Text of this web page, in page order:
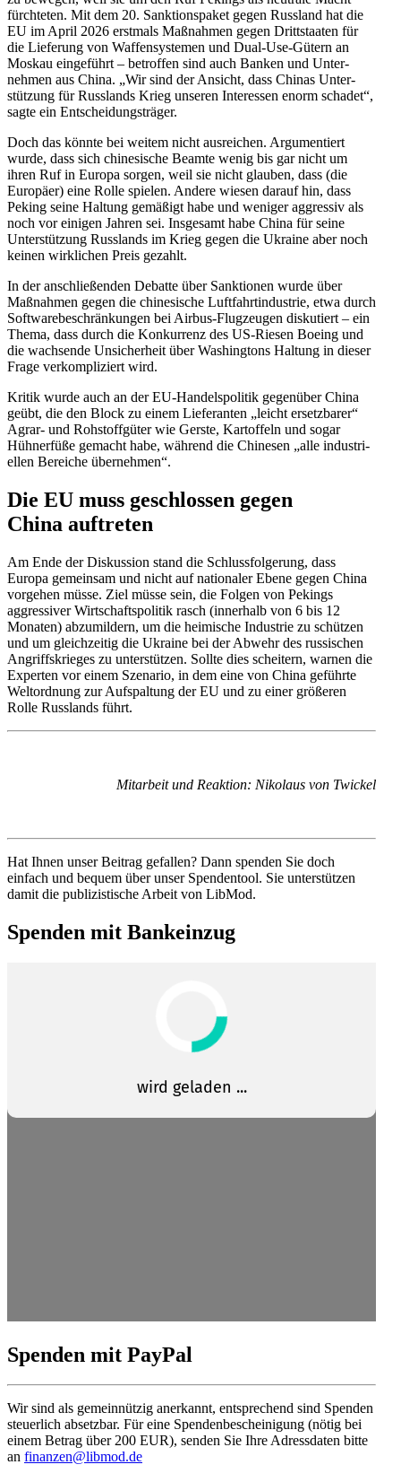
fürch­teten. Mit dem 20. Sankti­ons­paket gegen Russland hat die
EU im April 2026 erstmals Maßnahmen gegen Dritt­staaten für
die Lieferung von Waffen­sys­temen und Dual-Use-Gütern an
Moskau einge­führt – betroffen sind auch Banken und Unter­
nehmen aus China. „Wir sind der Ansicht, dass Chinas Unter­
stützung für Russlands Krieg unseren Inter­essen enorm schadet“,
sagte ein Entscheidungsträger.
Doch das könnte bei weitem nicht ausreichen. Argumen­tiert
wurde, dass sich chine­sische Beamte wenig bis gar nicht um
ihren Ruf in Europa sorgen, weil sie nicht glauben, dass (die
Europäer) eine Rolle spielen. Andere wiesen darauf hin, dass
Peking seine Haltung gemäßigt habe und weniger aggressiv als
noch vor einigen Jahren sei. Insgesamt habe China für seine
Unter­stützung Russlands im Krieg gegen die Ukraine aber noch
keinen wirklichen Preis gezahlt.
In der anschlie­ßenden Debatte über Sanktionen wurde über
Maßnahmen gegen die chine­sische Luftfahrt­in­dustrie, etwa durch
Software­be­schrän­kungen bei Airbus-Flugzeugen disku­tiert – ein
Thema, dass durch die Konkurrenz des US-Riesen Boeing und
die wachsende Unsicherheit über Washingtons Haltung in dieser
Frage verkom­pli­ziert wird.
Kritik wurde auch an der EU-Handels­po­litik gegenüber China
geübt, die den Block zu einem Liefe­ranten „leicht ersetz­barer“
Agrar- und Rohstoff­güter wie Gerste, Kartoffeln und sogar
Hühnerfüße gemacht habe, während die Chinesen „alle indus­tri­
ellen Bereiche übernehmen“.
Die EU muss geschlossen gegen
China auftreten
Am Ende der Diskussion stand die Schluss­fol­gerung, dass
Europa gemeinsam und nicht auf natio­naler Ebene gegen China
vorgehen müsse. Ziel müsse sein, die Folgen von Pekings
aggres­siver Wirtschafts­po­litik rasch (innerhalb von 6 bis 12
Monaten) abzumildern, um die heimische Industrie zu schützen
und um gleich­zeitig die Ukraine bei der Abwehr des russi­schen
Angriffs­krieges zu unter­stützen. Sollte dies scheitern, warnen die
Experten vor einem Szenario, in dem eine von China geführte
Weltordnung zur Aufspaltung der EU und zu einer größeren
Rolle Russlands führt.
Mitarbeit und Reaktion: Nikolaus von Twickel
Hat Ihnen unser Beitrag gefallen? Dann spenden Sie doch
einfach und bequem über unser Spendentool. Sie unter­stützen
damit die publi­zis­tische Arbeit von LibMod.
Spenden mit Bankeinzug
Spenden mit PayPal
Wir sind als gemein­nützig anerkannt, entspre­chend sind Spenden
steuerlich absetzbar. Für eine Spenden­be­schei­nigung (nötig bei
einem Betrag über 200 EUR), senden Sie Ihre Adress­daten bitte
an finanzen@libmod.de